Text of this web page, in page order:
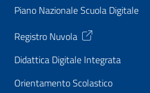
Piano Nazionale Scuola Digitale
Registro Nuvola
Didattica Digitale Integrata
Orientamento Scolastico